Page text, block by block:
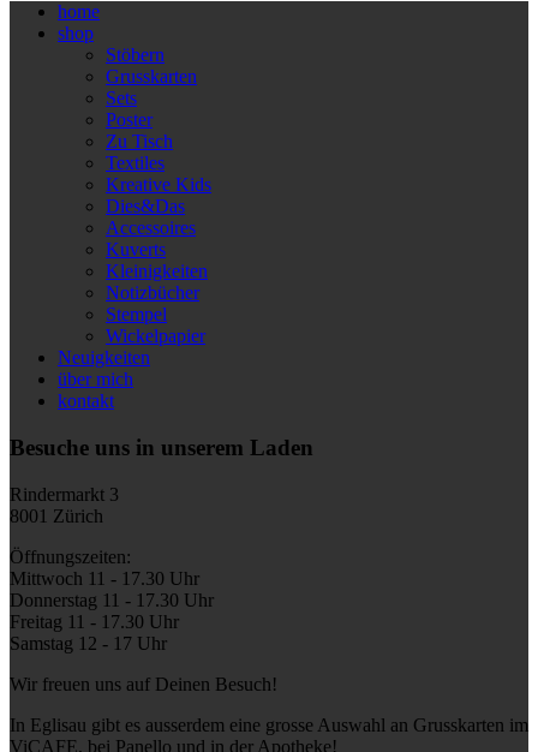
home
shop
Stöbern
Grusskarten
Sets
Poster
Zu Tisch
Textiles
Kreative Kids
Dies&Das
Accessoires
Kuverts
Kleinigkeiten
Notizbücher
Stempel
Wickelpapier
Neuigkeiten
über mich
kontakt
Besuche uns in unserem Laden
Rindermarkt 3
8001 Zürich
Öffnungszeiten:
Mittwoch 11 - 17.30 Uhr
Donnerstag 11 - 17.30 Uhr
Freitag 11 - 17.30 Uhr
Samstag 12 - 17 Uhr
Wir freuen uns auf Deinen Besuch!
In Eglisau gibt es ausserdem eine grosse Auswahl an Grusskarten im
ViCAFE, bei Panello und in der Apotheke!